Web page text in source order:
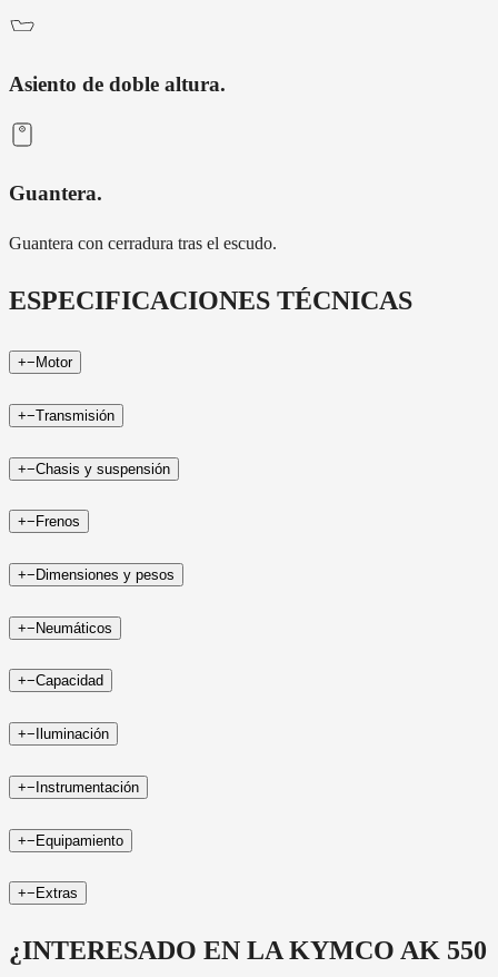
Asiento de doble altura.
Guantera.
Guantera con cerradura tras el escudo.
ESPECIFICACIONES TÉCNICAS
+− Motor
+−Transmisión
+−Chasis y suspensión
+− Frenos
+− Dimensiones y pesos
+−Neumáticos
+−Capacidad
+− Iluminación
+− Instrumentación
+−Equipamiento
+− Extras
¿INTERESADO EN LAKYMCO AK 550